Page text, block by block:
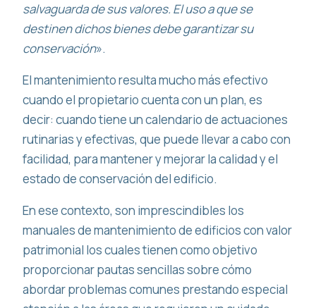
salvaguarda de sus valores. El uso a que se
destinen dichos bienes debe garantizar su
conservación».
El mantenimiento resulta mucho más efectivo
cuando el propietario cuenta con un plan, es
decir: cuando tiene un calendario de actuaciones
rutinarias y efectivas, que puede llevar a cabo con
facilidad, para mantener y mejorar la calidad y el
estado de conservación del edificio.
En ese contexto, son imprescindibles los
manuales de mantenimiento de edificios con valor
patrimonial los cuales tienen como objetivo
proporcionar pautas sencillas sobre cómo
abordar problemas comunes prestando especial